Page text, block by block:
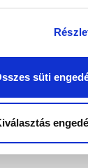
süti
PÁLYÁN,
Világnapja
j...